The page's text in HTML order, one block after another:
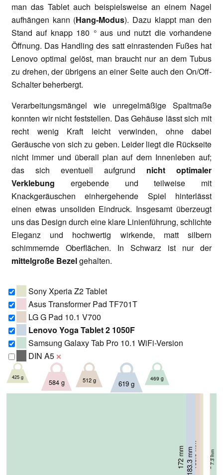
man das Tablet auch beispielsweise an einem Nagel
aufhängen kann (Hang-Modus). Dazu klappt man den
Stand auf knapp 180 ° aus und nutzt die vorhandene
Öffnung. Das Handling des satt einrastenden Fußes hat
Lenovo optimal gelöst, man braucht nur an dem Tubus
zu drehen, der übrigens an einer Seite auch den On/Off-
Schalter beherbergt.
Verarbeitungsmängel wie unregelmäßige Spaltmaße
konnten wir nicht feststellen. Das Gehäuse lässt sich mit
recht wenig Kraft leicht verwinden, ohne dabei
Geräusche von sich zu geben. Leider liegt die Rückseite
nicht immer und überall plan auf dem Innenleben auf;
das sich eventuell aufgrund nicht optimaler
Verklebung ergebende und teilweise mit
Knackgeräuschen einhergehende Spiel hinterlässt
einen etwas unsoliden Eindruck. Insgesamt überzeugt
uns das Design durch eine klare Linienführung, schlichte
Eleganz und hochwertig wirkende, matt silbern
schimmernde Oberflächen. In Schwarz ist nur der
mittelgroße Bezelgehalten.
Sony Xperia Z2 Tablet
Asus Transformer Pad TF701T
LG G Pad 10.1 V700
Lenovo Yoga Tablet 2 1050F
Samsung Galaxy Tab Pro 10.1 WiFi-Version
DIN A5 ❌
172 mm 6.4 mm
425 g
180.8 mm 8.9 mm
584 g
165.9 mm 8.95 mm
512 g
183.3 mm 7.2 mm
619 g
172 mm 7.3 mm
469 g